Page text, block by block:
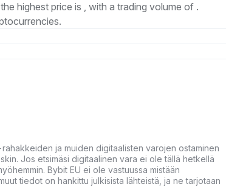
highest price is , with a trading volume of .
ja muiden digitaalisten varojen ostaminen
Jos etsimäsi digitaalinen vara ei ole tällä hetkellä
Bybit EU ei ole vastuussa mistään
tiedot on hankittu julkisista lähteistä, ja ne tarjotaan